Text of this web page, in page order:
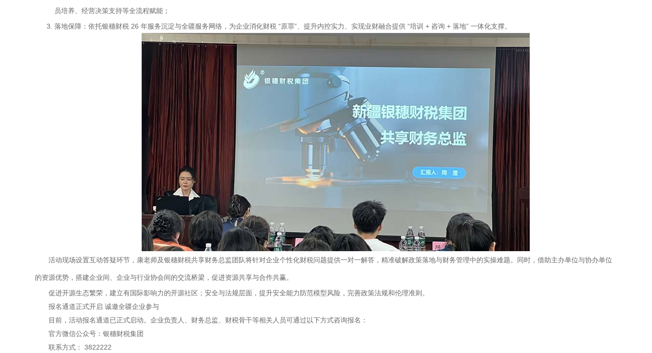
员培养、经营决策支持等全流程赋能；
落地保障：依托银穗财税 26 年服务沉淀与全疆服务网络，为企业消化财税 “原罪”、提升内控实力、实现业财融合提供 “培训 + 咨询 + 落地” 一体化支撑。
活动现场设置互动答疑环节，康老师及银穗财税共享财务总监团队将针对企业个性化财税问题提供一对一解答，精准破解政策落地与财务管理中的实操难题。同时，借助主办单位与协办单位
的资源优势，搭建企业间、企业与行业协会间的交流桥梁，促进资源共享与合作共赢。
促进开源生态繁荣，建立有国际影响力的开源社区；安全与法规层面，提升安全能力防范模型风险，完善政策法规和伦理准则。
报名通道正式开启 诚邀全疆企业参与
目前，活动报名通道已正式启动。企业负责人、财务总监、财税骨干等相关人员可通过以下方式咨询报名：
官方微信公众号：银穗财税集团
联系方式： 3822222